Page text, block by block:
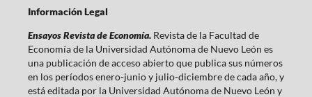
Información Legal
Ensayos Revista de Economía. Revista de la Facultad de
Economía de la Universidad Autónoma de Nuevo León es
una publicación de acceso abierto que publica sus números
en los períodos enero-junio y julio-diciembre de cada año, y
está editada por la Universidad Autónoma de Nuevo León y